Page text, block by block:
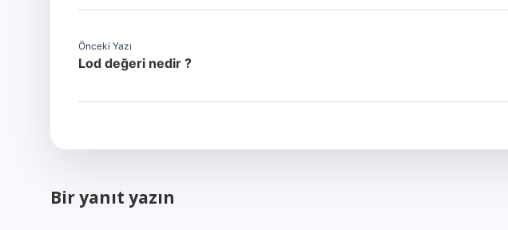
Önceki Yazı
Lod değeri nedir ?
Bir yanıt yazın